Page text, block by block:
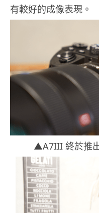
有較好的成像表現。
▲A7III 終於推